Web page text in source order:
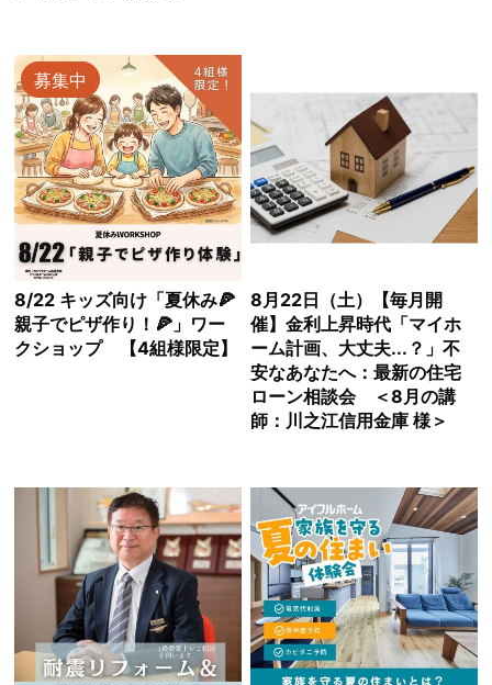
募集中
8/22 キッズ向け「夏休み🍕
親子でピザ作り！🍕」ワー
クショップ 【4組様限定】
8月22日（土）【毎月開
催】金利上昇時代「マイホ
ーム計画、大丈夫...？」不
安なあなたへ：最新の住宅
ローン相談会 ＜8月の講
師：川之江信用金庫 様＞